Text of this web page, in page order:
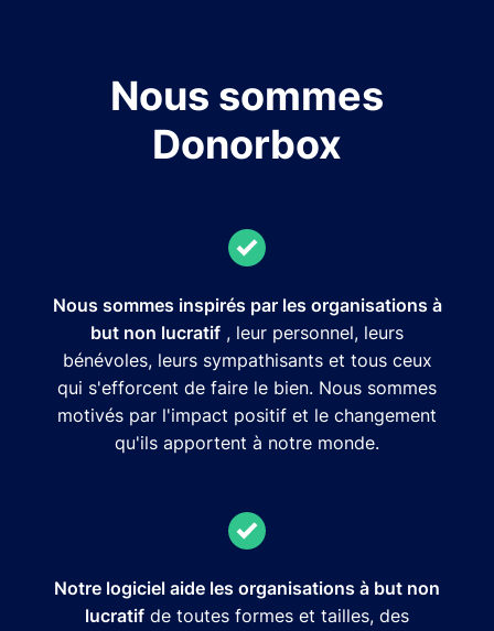
Nous sommes
Donorbox
Nous sommes inspirés par les organisations à
but non lucratif , leur personnel, leurs
bénévoles, leurs sympathisants et tous ceux
qui s'efforcent de faire le bien. Nous sommes
motivés par l'impact positif et le changement
qu'ils apportent à notre monde.
Notre logiciel aide les organisations à but non
lucratif de toutes formes et tailles, des